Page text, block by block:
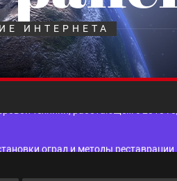
ИНТЕРНЕТА
ресниц и депиляции
веб-ресурсов
техники, работающем с 2010